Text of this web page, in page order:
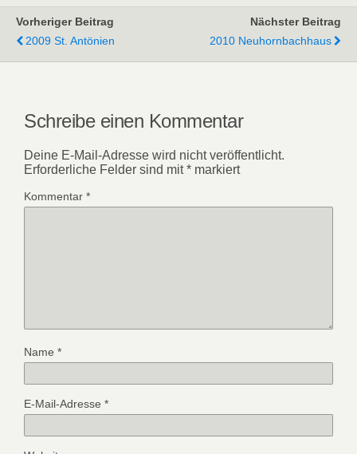
Vorheriger Beitrag
2009 St. Antönien
Nächster Beitrag
2010 Neuhornbachhaus
Schreibe einen Kommentar
Deine E-Mail-Adresse wird nicht veröffentlicht.
Erforderliche Felder sind mit* markiert
Kommentar *
Name *
E-Mail-Adresse *